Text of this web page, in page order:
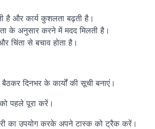
है और कार्य कुशलता बढ़ती है।
के अनुसार करने में मदद मिलती है।
चिंता से बचाव होता है।
दिनभर के कार्यों की सूची बनाएं।
को पहले पूरा करें।
का उपयोग करके अपने टास्क को ट्रैक करें।